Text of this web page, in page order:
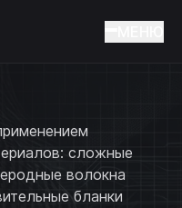
сложные
волокна
бланки